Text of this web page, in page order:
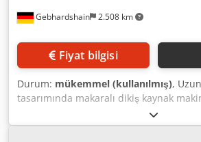
Gebhardshain 2.508 km
Fiyat bilgisi
Durum: mükemmel (kullanılmış),
tasarımında makaralı dikiş kaynak
Tip PMS 11-4 Nl boğaz derinliği: 350
döngüsünde nominal güç: 80 kVA San.